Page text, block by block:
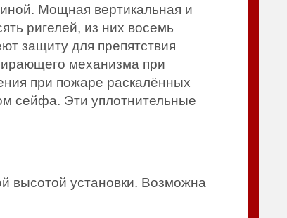
Мощная вертикальная и
ригелей, из них восемь
защиту для препятствия
механизма при
при пожаре раскалённых
сейфа. Эти уплотнительные
высотой установки. Возможна